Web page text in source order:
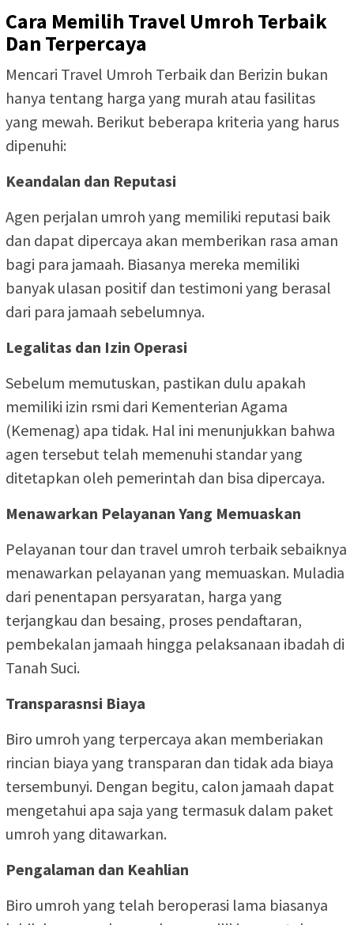
Cara Memilih Travel Umroh Terbaik
Dan Terpercaya
Mencari Travel Umroh Terbaik dan Berizin bukan
hanya tentang harga yang murah atau fasilitas
yang mewah. Berikut beberapa kriteria yang harus
dipenuhi:
Keandalan dan Reputasi
Agen perjalan umroh yang memiliki reputasi baik
dan dapat dipercaya akan memberikan rasa aman
bagi para jamaah. Biasanya mereka memiliki
banyak ulasan positif dan testimoni yang berasal
dari para jamaah sebelumnya.
Legalitas dan Izin Operasi
Sebelum memutuskan, pastikan dulu apakah
memiliki izin rsmi dari Kementerian Agama
(Kemenag) apa tidak. Hal ini menunjukkan bahwa
agen tersebut telah memenuhi standar yang
ditetapkan oleh pemerintah dan bisa dipercaya.
Menawarkan Pelayanan Yang Memuaskan
Pelayanan tour dan travel umroh terbaik sebaiknya
menawarkan pelayanan yang memuaskan. Muladia
dari penentapan persyaratan, harga yang
terjangkau dan besaing, proses pendaftaran,
pembekalan jamaah hingga pelaksanaan ibadah di
Tanah Suci.
Transparasnsi Biaya
Biro umroh yang terpercaya akan memberiakan
rincian biaya yang transparan dan tidak ada biaya
tersembunyi. Dengan begitu, calon jamaah dapat
mengetahui apa saja yang termasuk dalam paket
umroh yang ditawarkan.
Pengalaman dan Keahlian
Biro umroh yang telah beroperasi lama biasanya